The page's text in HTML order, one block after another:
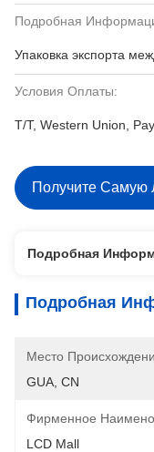
Подробная
Упаковка экспорта
Условия Оплаты:
T/T, Western Union,
Получите
Подробная
Подробная
Место
GUA, CN
Фирменное
LCD Mall